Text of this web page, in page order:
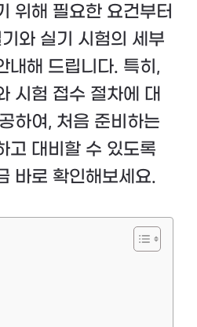
위해 필요한 요건부터
와 실기 시험의 세부
내해 드립니다. 특히,
시험 접수 절차에 대
하여, 처음 준비하는
고 대비할 수 있도록
바로 확인해보세요.